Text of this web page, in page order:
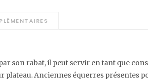
son rabat, il peut servir en tant que
plateau. Anciennes équerres présentes